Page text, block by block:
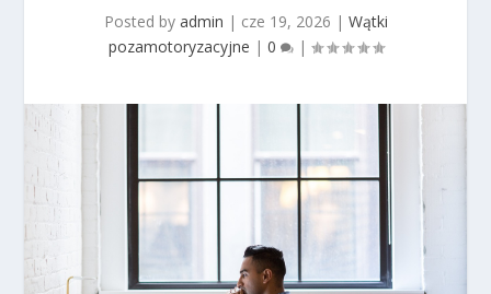
Posted by admin | cze 19, 2026 | Wątki
pozamotoryzacyjne | 0 |